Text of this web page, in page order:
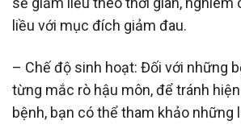
liều với mục đích giảm đau.
– Chế độ sinh hoạt: Đối với những
từng mắc rò hậu môn, để tránh
bệnh, bạn có thể tham khảo những